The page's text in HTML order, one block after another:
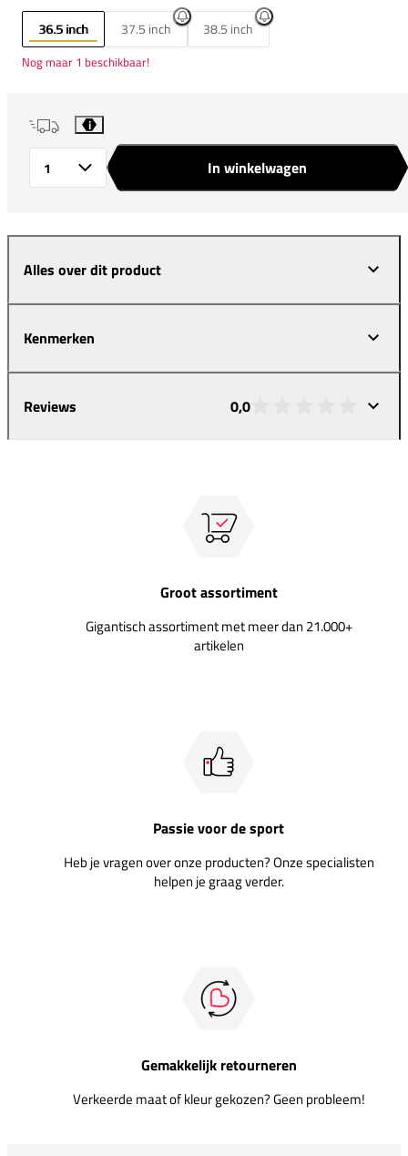
36.5 inch 37.5 inch 38.5 inch
Nog maar 1 beschikbaar!
i
In winkelwagen
Alles over dit product
Kenmerken
Reviews 0,0
Groot assortiment
Gigantisch assortiment met meer dan 21.000+
artikelen
Passie voor de sport
Heb je vragen over onze producten? Onze specialisten
helpen je graag verder.
Gemakkelijk retourneren
Verkeerde maat of kleur gekozen? Geen probleem!